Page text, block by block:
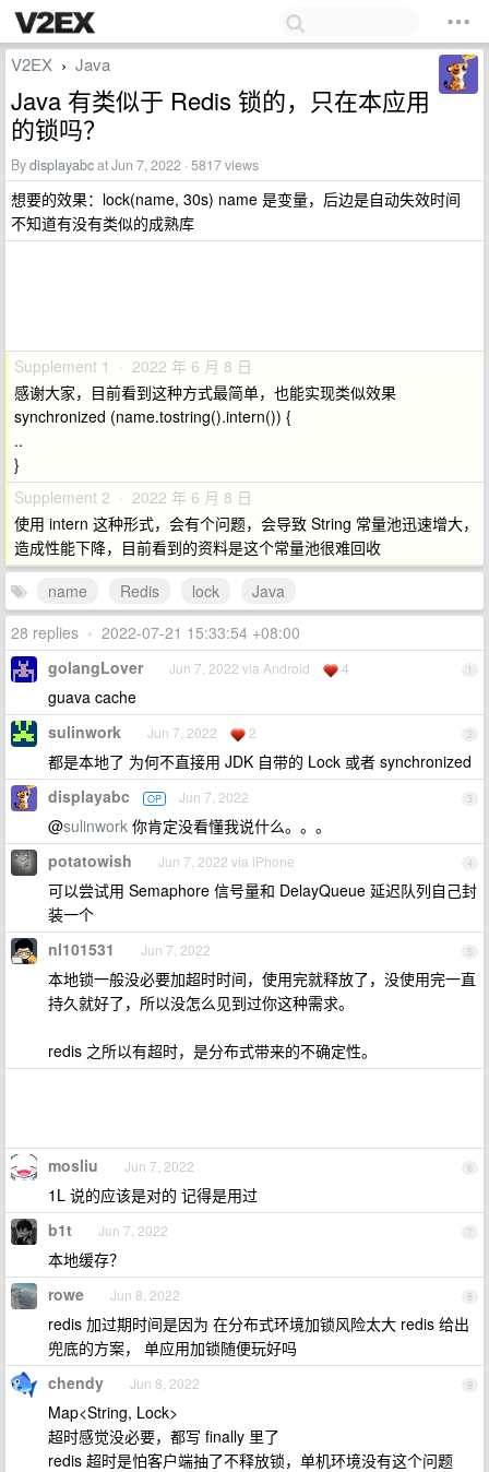
V2EX › Java
Java 有类似于 Redis 锁的，只在本应用
的锁吗？
Bydisplayabcat Jun 7, 2022 · 5817 views
想要的效果：lock(name, 30s) name 是变量，后边是自动失效时间
不知道有没有类似的成熟库
Supplement 1 · 2022 年 6 月 8 日
感谢大家，目前看到这种方式最简单，也能实现类似效果
synchronized (name.tostring().intern()) {
..
}
Supplement 2 · 2022 年 6 月 8 日
使用 intern 这种形式，会有个问题，会导致 String 常量池迅速增大，
造成性能下降，目前看到的资料是这个常量池很难回收
name
Redis lock
Java
28 replies • 2022-07-21 15:33:54 +08:00
1
golangLover Jun 7, 2022 via Android 4
guava cache
2
sulinwork Jun 7, 2022 2
都是本地了 为何不直接用 JDK 自带的 Lock 或者 synchronized
3
displayabc OP Jun 7, 2022
@sulinwork 你肯定没看懂我说什么。。。
4
potatowish Jun 7, 2022 via iPhone
可以尝试用 Semaphore 信号量和 DelayQueue 延迟队列自己封
装一个
5
nl101531 Jun 7, 2022
本地锁一般没必要加超时时间，使用完就释放了，没使用完一直
持久就好了，所以没怎么见到过你这种需求。
redis 之所以有超时，是分布式带来的不确定性。
6
mosliu Jun 7, 2022
1L 说的应该是对的 记得是用过
7
b1t Jun 7, 2022
本地缓存？
8
rowe Jun 8, 2022
redis 加过期时间是因为 在分布式环境加锁风险太大 redis 给出
兜底的方案， 单应用加锁随便玩好吗
9
chendy Jun 8, 2022
Map<String, Lock>
超时感觉没必要，都写 finally 里了
redis 超时是怕客户端抽了不释放锁，单机环境没有这个问题